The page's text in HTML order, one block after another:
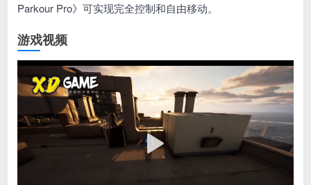
Parkour Pro》可实现完全控制和自由移动。
游戏视频